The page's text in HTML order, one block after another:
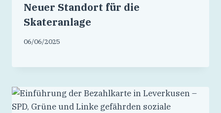
Neuer Standort für die
Skateranlage
06/06/2025